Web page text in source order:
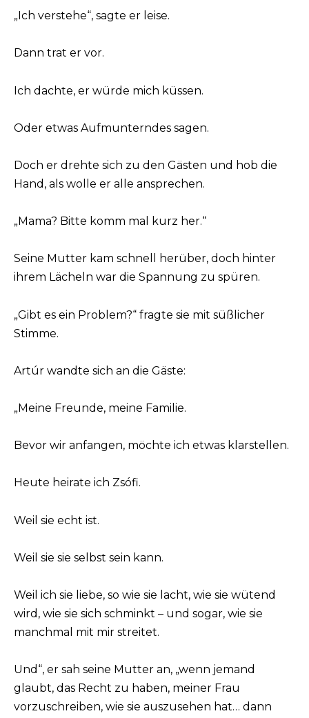
„Ich verstehe“, sagte er leise.
Dann trat er vor.
Ich dachte, er würde mich küssen.
Oder etwas Aufmunterndes sagen.
Doch er drehte sich zu den Gästen und hob die
Hand, als wolle er alle ansprechen.
„Mama? Bitte komm mal kurz her.“
Seine Mutter kam schnell herüber, doch hinter
ihrem Lächeln war die Spannung zu spüren.
„Gibt es ein Problem?“ fragte sie mit süßlicher
Stimme.
Artúr wandte sich an die Gäste:
„Meine Freunde, meine Familie.
Bevor wir anfangen, möchte ich etwas klarstellen.
Heute heirate ich Zsófi.
Weil sie echt ist.
Weil sie sie selbst sein kann.
Weil ich sie liebe, so wie sie lacht, wie sie wütend
wird, wie sie sich schminkt – und sogar, wie sie
manchmal mit mir streitet.
Und“, er sah seine Mutter an, „wenn jemand
glaubt, das Recht zu haben, meiner Frau
vorzuschreiben, wie sie auszusehen hat… dann